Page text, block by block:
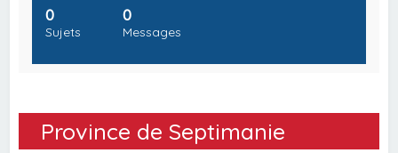
0
Sujets
0
Messages
Province de Septimanie